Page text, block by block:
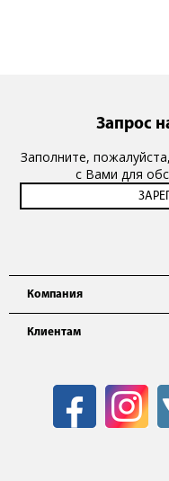
Компания
Клиентам
Запрос
Заполните,
с Вами для